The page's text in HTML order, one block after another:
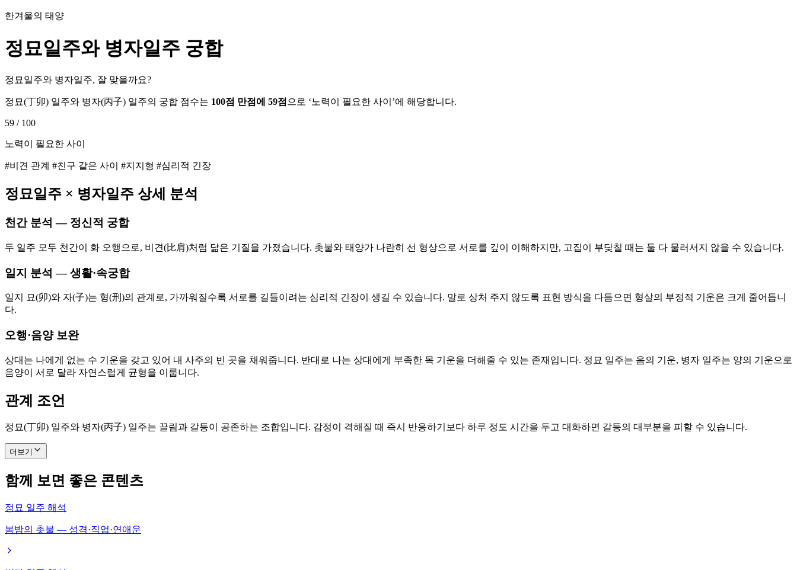
한겨울의 태양
정묘일주와 병자일주 궁합
정묘일주와 병자일주, 잘 맞을까요?
정묘(丁卯) 일주와 병자(丙子) 일주의 궁합 점수는 100점 만점에 59점 으로 ‘노력이 필요한 사이 ’에 해당합니다.
59 / 100
노력이 필요한 사이
#비견 관계 #친구 같은 사이 #지지형 #심리적 긴장
정묘일주 × 병자일주 상세 분석
천간 분석 — 정신적 궁합
두 일주 모두 천간이 화 오행으로, 비견(比肩)처럼 닮은 기질을 가졌습니다. 촛불와 태양가 나란히 선 형상으로 서로를 깊이 이해하지만, 고집이 부딪칠 때는 둘 다 물러서지 않을 수 있습니다.
일지 분석 — 생활·속궁합
일지 묘(卯)와 자(子)는 형(刑)의 관계로, 가까워질수록 서로를 길들이려는 심리적 긴장이 생길 수 있습니다. 말로 상처 주지 않도록 표현 방식을 다듬으면 형살의 부정적 기운은 크게 줄어듭니
다.
오행·음양 보완
상대는 나에게 없는 수 기운을 갖고 있어 내 사주의 빈 곳을 채워줍니다. 반대로 나는 상대에게 부족한 목 기운을 더해줄 수 있는 존재입니다. 정묘 일주는 음의 기운, 병자 일주는 양의 기운으로
음양이 서로 달라 자연스럽게 균형을 이룹니다.
관계 조언
정묘(丁卯) 일주와 병자(丙子) 일주는 끌림과 갈등이 공존하는 조합입니다. 감정이 격해질 때 즉시 반응하기보다 하루 정도 시간을 두고 대화하면 갈등의 대부분을 피할 수 있습니다.
더보기
함께 보면 좋은 콘텐츠
정묘 일주 해석
봄밤의 촛불 — 성격·직업·연애운